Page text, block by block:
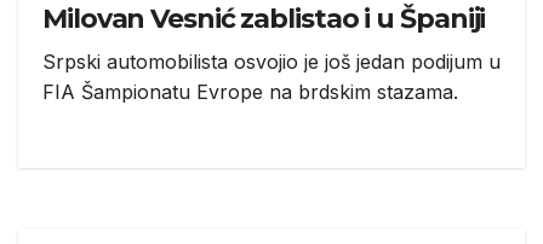
Milovan Vesnić zablistao i u Španiji
Srpski automobilista osvojio je još jedan podijum u
FIA Šampionatu Evrope na brdskim stazama.